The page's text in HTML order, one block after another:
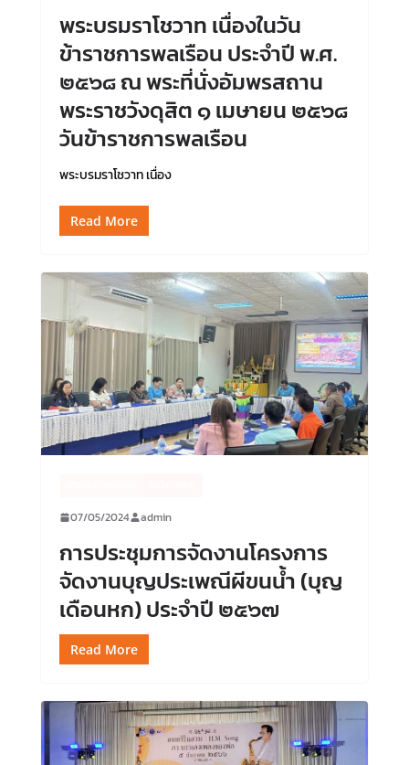
พระบรมราโชวาท เนื่องในวัน
ข้าราชการพลเรือน ประจำปี พ.ศ.
๒๕๖๘ ณ พระที่นั่งอัมพรสถาน
พระราชวังดุสิต ๑ เมษายน ๒๕๖๘
วันข้าราชการพลเรือน
พระบรมราโชวาท เนื่อง
Read More
07/05/2024 admin
การประชุมการจัดงานโครงการ
จัดงานบุญประเพณีผีขนน้ำ (บุญ
เดือนหก) ประจำปี ๒๕๖๗
Read More